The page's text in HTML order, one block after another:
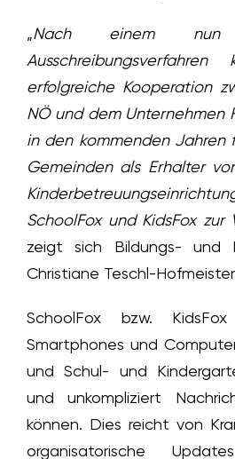
„Nach einem nun
erfolgreiche Kooperation
NÖ und dem Unternehmen
in den kommenden Jahren
Gemeinden als Erhalter
SchoolFox und KidsFox zur
zeigt sich Bildungs- und
Christiane Teschl-
SchoolFox bzw.
Smartphones und
und Schul- und
und unkompliziert
können. Dies reicht von
organisatorische